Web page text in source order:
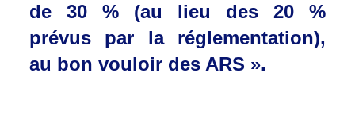
de 30 % (au lieu des 20 %
prévus par la réglementation),
au bon vouloir des ARS ».